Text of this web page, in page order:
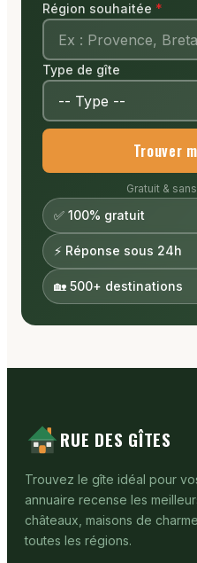
Région souhaitée
Type de gîte
Trouver
Gratuit &
✅ 100% gratuit
⚡ Réponse sous 24h
🏡 500+ destinations
RUE DES GÎTES
Trouvez le gîte idéal pour
annuaire recense les
châteaux, maisons de
toutes les régions.